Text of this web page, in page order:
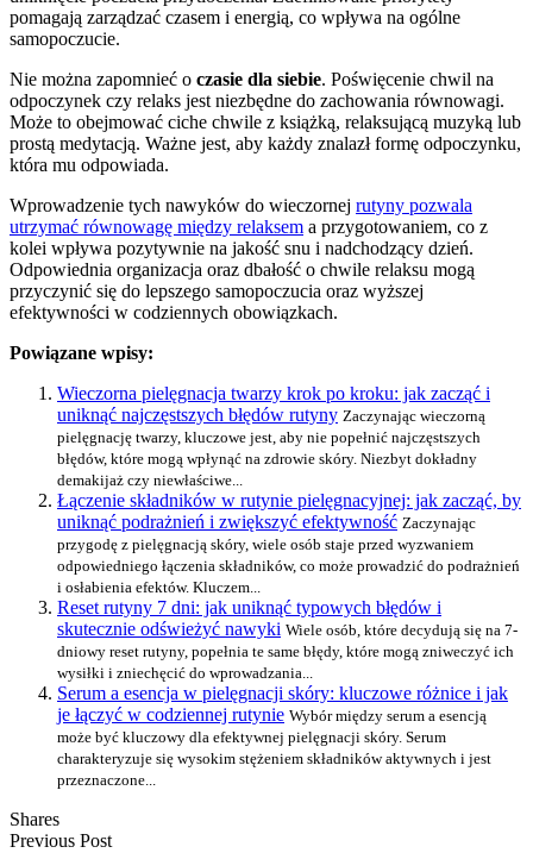
pomagają zarządzać czasem i energią, co wpływa na ogólne
samopoczucie.
Nie można zapomnieć o czasie dla siebie. Poświęcenie chwil na
odpoczynek czy relaks jest niezbędne do zachowania równowagi.
Może to obejmować ciche chwile z książką, relaksującą muzyką lub
prostą medytacją. Ważne jest, aby każdy znalazł formę odpoczynku,
która mu odpowiada.
Wprowadzenie tych nawyków do wieczornej rutyny pozwala
utrzymać równowagę między relaksem a przygotowaniem, co z
kolei wpływa pozytywnie na jakość snu i nadchodzący dzień.
Odpowiednia organizacja oraz dbałość o chwile relaksu mogą
przyczynić się do lepszego samopoczucia oraz wyższej
efektywności w codziennych obowiązkach.
Powiązane wpisy:
Wieczorna pielęgnacja twarzy krok po kroku: jak zacząć i
uniknąć najczęstszych błędów rutyny Zaczynając wieczorną
pielęgnację twarzy, kluczowe jest, aby nie popełnić najczęstszych
błędów, które mogą wpłynąć na zdrowie skóry. Niezbyt dokładny
demakijaż czy niewłaściwe...
Łączenie składników w rutynie pielęgnacyjnej: jak zacząć, by
uniknąć podrażnień i zwiększyć efektywność Zaczynając
przygodę z pielęgnacją skóry, wiele osób staje przed wyzwaniem
odpowiedniego łączenia składników, co może prowadzić do podrażnień
i osłabienia efektów. Kluczem...
Reset rutyny 7 dni: jak uniknąć typowych błędów i
skutecznie odświeżyć nawyki Wiele osób, które decydują się na 7-
dniowy reset rutyny, popełnia te same błędy, które mogą zniweczyć ich
wysiłki i zniechęcić do wprowadzania...
Serum a esencja w pielęgnacji skóry: kluczowe różnice i jak
je łączyć w codziennej rutynie Wybór między serum a esencją
może być kluczowy dla efektywnej pielęgnacji skóry. Serum
charakteryzuje się wysokim stężeniem składników aktywnych i jest
przeznaczone...
Shares
Previous Post